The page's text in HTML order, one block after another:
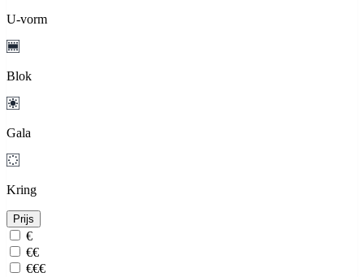
U-vorm
Blok
Gala
Kring
Prijs
€
€€
€€€